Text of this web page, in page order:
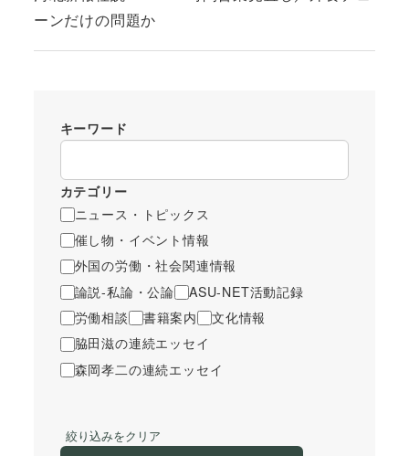
ーンだけの問題か
キーワード
カテゴリー
ニュース・トピックス
催し物・イベント情報
外国の労働・社会関連情報
論説-私論・公論
ASU-NET活動記録
労働相談
書籍案内
文化情報
脇田滋の連続エッセイ
森岡孝二の連続エッセイ
絞り込みをクリア